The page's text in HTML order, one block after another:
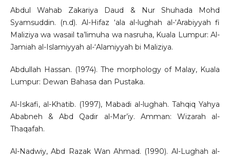
Abdul Wahab Zakariya Daud & Nur Shuhada Mohd
Syamsuddin. (n.d). Al-Hifaz ‘ala al-lughah al-‘Arabiyyah fi
Maliziya wa wasail ta’limuha wa nasruha, Kuala Lumpur: Al-
Jamiah al-Islamiyyah al-‘Alamiyyah bi Maliziya.
Abdullah Hassan. (1974). The morphology of Malay, Kuala
Lumpur: Dewan Bahasa dan Pustaka.
Al-Iskafi, al-Khatib. (1997), Mabadi al-lughah. Tahqiq Yahya
Ababneh & Abd Qadir al-Mar’iy. Amman: Wizarah al-
Thaqafah.
Al-Nadwiy, Abd Razak Wan Ahmad. (1990). Al-Lughah al-